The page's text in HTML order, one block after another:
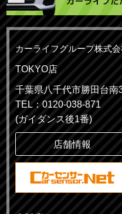
カーライフグループ株式会
TOKYO店
千葉県八千代市勝田台南
TEL：0120-038-871
(ガイダンス後1番)
店舗情報